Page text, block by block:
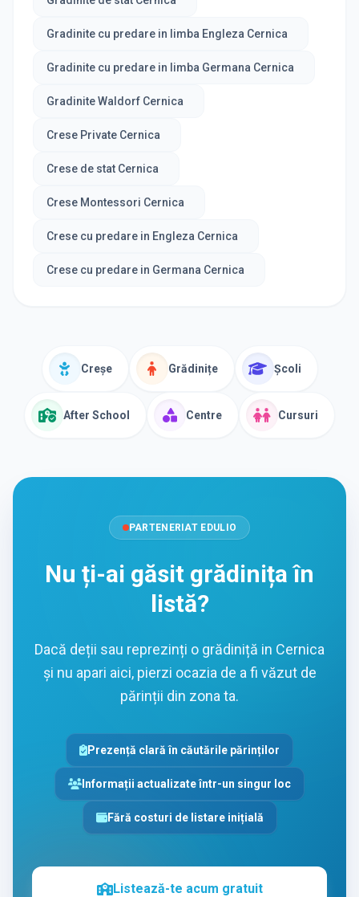
Gradinite cu predare in limba Engleza Cernica
Gradinite cu predare in limba Germana Cernica
Gradinite Waldorf Cernica
Crese Private Cernica
Crese de stat Cernica
Crese Montessori Cernica
Crese cu predare in Engleza Cernica
Crese cu predare in Germana Cernica
Creșe Grădinițe Școli
After School Centre Cursuri
PARTENERIAT EDULIO
Nu ți-ai găsit grădinița în
listă?
Dacă deții sau reprezinți o grădiniță in Cernica
și nu apari aici, pierzi ocazia de a fi văzut de
părinții din zona ta.
Prezență clară în căutările părinților
Informații actualizate într-un singur loc
Fără costuri de listare inițială
Listează-te acum gratuit